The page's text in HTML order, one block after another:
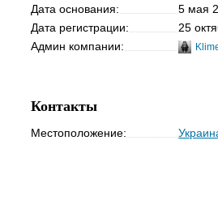
Дата основания:
5 мая
Дата регистрации:
25
Админ компании:
Контакты
Местоположение: